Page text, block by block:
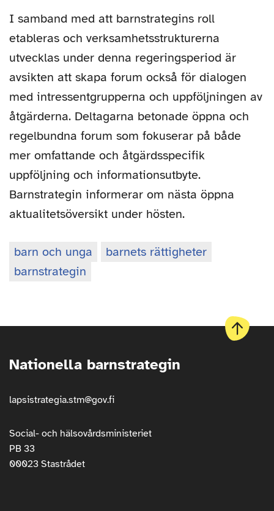
I samband med att barnstrategins roll
etableras och verksamhetsstrukturerna
utvecklas under denna regeringsperiod är
avsikten att skapa forum också för dialogen
med intressentgrupperna och uppföljningen av
åtgärderna. Deltagarna betonade öppna och
regelbundna forum som fokuserar på både
mer omfattande och åtgärdsspecifik
uppföljning och informationsutbyte.
Barnstrategin informerar om nästa öppna
aktualitetsöversikt under hösten.
Nyckelord
barn och unga
barnets rättigheter
barnstrategin
Nationella barnstrategin
lapsistrategia.stm@gov.fi
Social- och hälsovårdsministeriet
PB 33
00023 Stastrådet
Till